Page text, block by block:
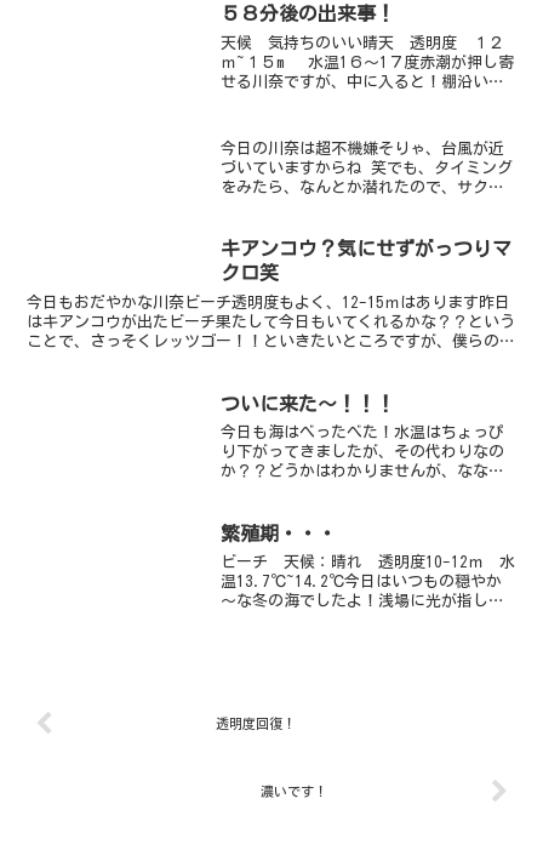
も一段と良く見え、気持ちの良いダイビ
５８分後の出来事！
天候 気持ちのいい晴天 透明度 １２
ｍ~１５m 水温1６〜1７度赤潮が押し寄
せる川奈ですが、中に入ると！棚沿いか
海になってます♪昨日情報を聞きつけ、
ダンゴウオへいって...
今日の川奈は超不機嫌そりゃ、台風が近
づいていますからね 笑でも、タイミング
をみたら、なんとか潜れたので、サクッ
ルアンコウをはじめ、マクロ生物を中心
に安定して見れました早...
キアンコウ？気にせずがっつりマ
クロ笑
今日もおだやかな川奈ビーチ透明度もよく、12-15ｍはあります昨日
はキアンコウが出たビーチ果たして今日もいてくれるかな？？という
ことで、さっそくレッツゴー！！といきたいところですが、僕らのチ
ついに来た～！！！
今日も海はべったべた！水温はちょっぴ
り下がってきましたが、その代わりなの
か？？どうかはわかりませんが、ななな
個体です♪ただでさえアイドル級の生物
がいるのにここに来て、ど...
繁殖期・・・
ビーチ 天候：晴れ 透明度10-12ｍ 水
温13.7℃~14.2℃今日はいつもの穏やか
～な冬の海でしたよ！浅場に光が指して
透明度回復！
濃いです！